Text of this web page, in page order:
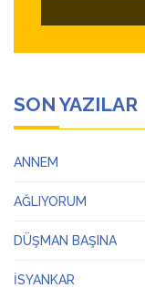
SON YAZILAR
ANNEM
AĞLIYORUM
DÜŞMAN BAŞINA
İSYANKAR